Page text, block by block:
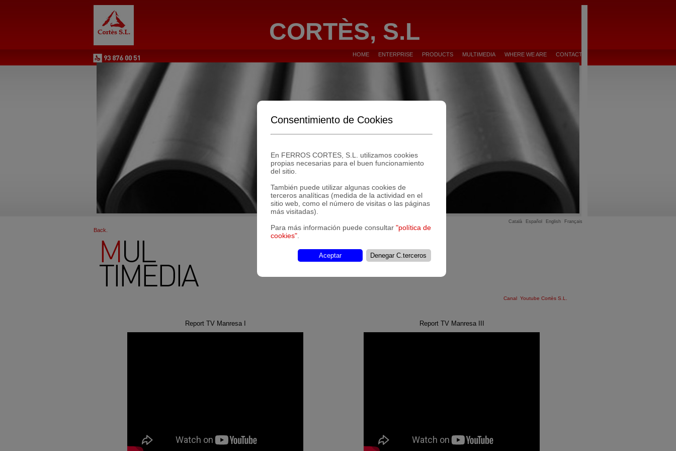
Consentimiento de Cookies
En FERROS CORTES, S.L. utilizamos cookies
propias necesarias para el buen funcionamiento
del sitio.
También puede utilizar algunas cookies de
terceros analíticas (medida de la actividad en el
sitio web, como el número de visitas o las páginas
más visitadas).
Para más información puede consultar "política de
cookies".
Denegar C.terceros
Aceptar
CORTÈS, S.L
HOME ENTERPRISE PRODUCTS MULTIMEDIA WHERE WE ARE CONTACT
Català Español English Français
Back.
Canal Youtube Cortès S.L.
Report TV Manresa I Report TV Manresa III